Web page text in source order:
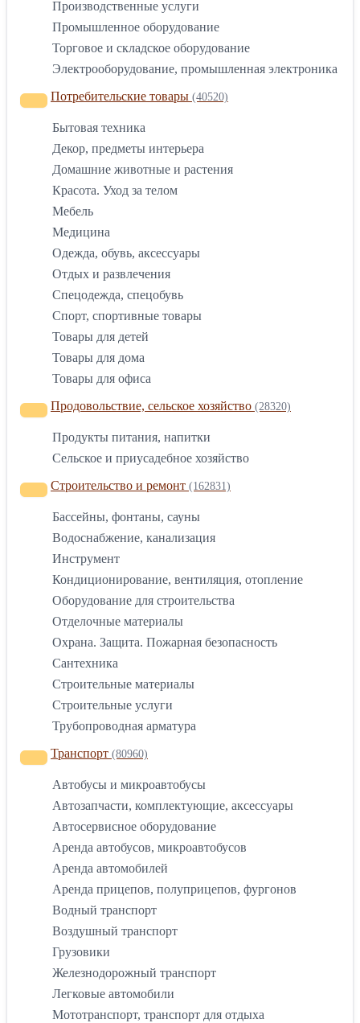
Производственные услуги
Промышленное оборудование
Торговое и складское оборудование
Электрооборудование, промышленная электроника
Потребительские товары (40520)
Бытовая техника
Декор, предметы интерьера
Домашние животные и растения
Красота. Уход за телом
Мебель
Медицина
Одежда, обувь, аксессуары
Отдых и развлечения
Спецодежда, спецобувь
Спорт, спортивные товары
Товары для детей
Товары для дома
Товары для офиса
Продовольствие, сельское хозяйство (28320)
Продукты питания, напитки
Сельское и приусадебное хозяйство
Строительство и ремонт (162831)
Бассейны, фонтаны, сауны
Водоснабжение, канализация
Инструмент
Кондиционирование, вентиляция, отопление
Оборудование для строительства
Отделочные материалы
Охрана. Защита. Пожарная безопасность
Сантехника
Строительные материалы
Строительные услуги
Трубопроводная арматура
Транспорт (80960)
Автобусы и микроавтобусы
Автозапчасти, комплектующие, аксессуары
Автосервисное оборудование
Аренда автобусов, микроавтобусов
Аренда автомобилей
Аренда прицепов, полуприцепов, фургонов
Водный транспорт
Воздушный транспорт
Грузовики
Железнодорожный транспорт
Легковые автомобили
Мототранспорт, транспорт для отдыха